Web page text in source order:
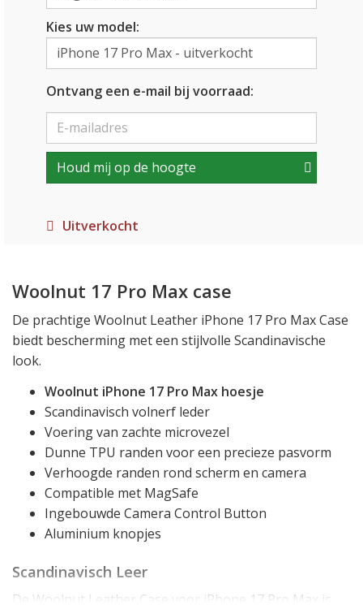
Kies uw model:
Ontvang een e-mail bij voorraad:
Houd mij op de hoogte
Uitverkocht
Woolnut 17 Pro Max case
De prachtige Woolnut Leather iPhone 17 Pro Max Case
biedt bescherming met een stijlvolle Scandinavische
look.
Woolnut iPhone 17 Pro Max hoesje
Scandinavisch volnerf leder
Voering van zachte microvezel
Dunne TPU randen voor een precieze pasvorm
Verhoogde randen rond scherm en camera
Compatible met MagSafe
Ingebouwde Camera Control Button
Aluminium knopjes
Scandinavisch Leer
De Woolnut Leather Case voor iPhone 17 Pro Max is